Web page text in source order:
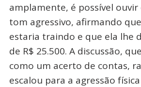
amplamente, é possível ouvir
tom agressivo, afirmando
estaria traindo e que ela lhe
de R$ 25.500. A discussão,
como um acerto de contas,
escalou para a agressão